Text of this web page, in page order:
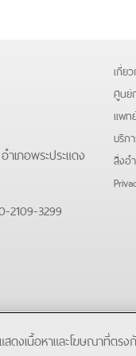
ภอพระประแดง
2109-3299
เกี่ย
ศูนย์
แพท
บริก
สิ่งอ
ดงเนื้อหาและโฆษณาที่ตร